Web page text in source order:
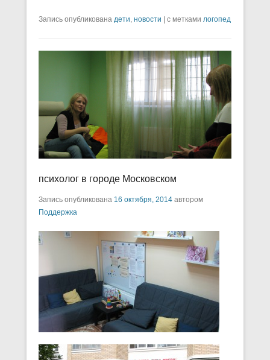
Запись опубликована дети, новости с метками логопед
психолог в городе Московском
Запись опубликована 16 октября, 2014 автором
Поддержка